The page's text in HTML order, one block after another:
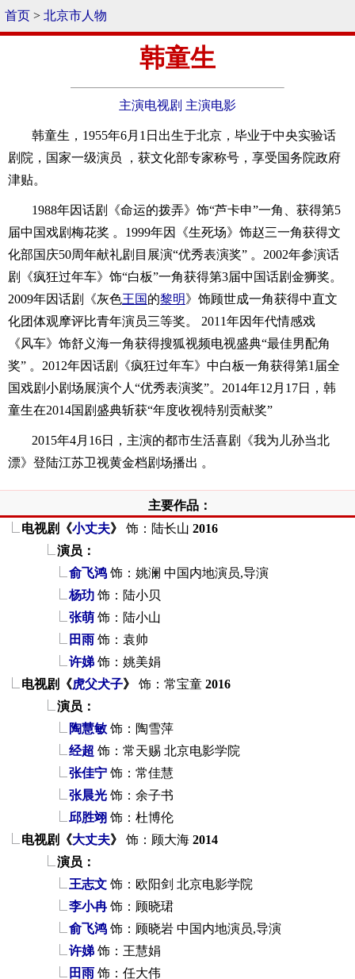
首页 > 北京市人物
韩童生
主演电视剧 主演电影
韩童生，1955年6月1日出生于北京，毕业于中央实验话
剧院，国家一级演员 ，获文化部专家称号，享受国务院政府
津贴。
1988年因话剧《命运的拨弄》饰“芦卡申”一角、获得第5
届中国戏剧梅花奖 。1999年因《生死场》饰赵三一角获得文
化部国庆50周年献礼剧目展演“优秀表演奖” 。2002年参演话
剧《疯狂过年车》饰“白板”一角获得第3届中国话剧金狮奖。
2009年因话剧《灰色王国的黎明》饰顾世成一角获得中直文
化团体观摩评比青年演员三等奖。 2011年因年代情感戏
《风车》饰舒义海一角获得搜狐视频电视盛典“最佳男配角
奖” 。2012年因话剧《疯狂过年车》中白板一角获得第1届全
国戏剧小剧场展演个人“优秀表演奖”。2014年12月17日，韩
童生在2014国剧盛典斩获“年度收视特别贡献奖”
2015年4月16日，主演的都市生活喜剧《我为儿孙当北
漂》登陆江苏卫视黄金档剧场播出 。
主要作品：
电视剧《小丈夫》 饰：陆长山 2016
演员：
俞飞鸿 饰：姚澜 中国内地演员,导演
杨玏 饰：陆小贝
张萌 饰：陆小山
田雨 饰：袁帅
许娣 饰：姚美娟
电视剧《虎父犬子》 饰：常宝童 2016
演员：
陶慧敏 饰：陶雪萍
经超 饰：常天赐 北京电影学院
张佳宁 饰：常佳慧
张晨光 饰：余子书
邱胜翊 饰：杜博伦
电视剧《大丈夫》 饰：顾大海 2014
演员：
王志文 饰：欧阳剑 北京电影学院
李小冉 饰：顾晓珺
俞飞鸿 饰：顾晓岩 中国内地演员,导演
许娣 饰：王慧娟
田雨 饰：任大伟